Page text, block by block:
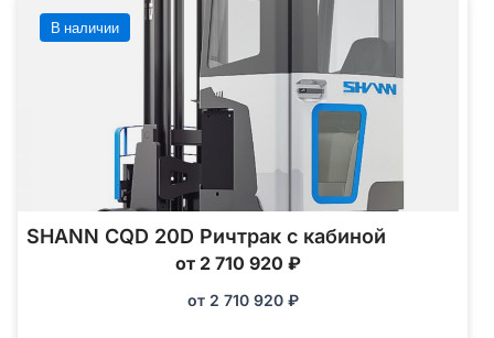
В наличии
SHANN CQD 20D Ричтрак с кабиной
от 2 710 920 ₽
от 2 710 920 ₽